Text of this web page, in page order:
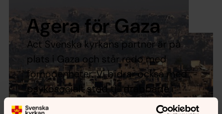
Agera för Gaza
Act Svenska kyrkans partner är på
plats i Gaza och står redo med
förnödenheter. Vi bidrar också med
psykosocialt stöd till drabbade i
både Israel och Palestina. Din gåva